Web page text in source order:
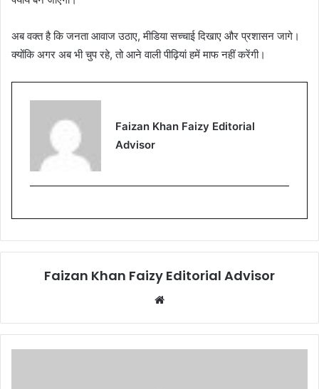
अब वक्त है कि जनता आवाज उठाए, मीडिया सच्चाई दिखाए और प्रशासन जागे।
क्योंकि अगर अब भी चुप रहे, तो आने वाली पीढ़ियां हमें माफ नहीं करेंगी।
Faizan Khan Faizy Editorial
Advisor
Faizan Khan Faizy Editorial Advisor
b
s